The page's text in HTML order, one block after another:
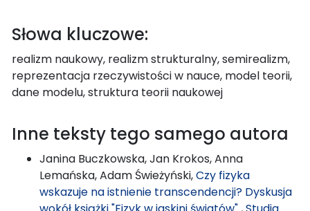
Słowa kluczowe:
realizm naukowy, realizm strukturalny, semirealizm,
reprezentacja rzeczywistości w nauce, model teorii,
dane modelu, struktura teorii naukowej
Inne teksty tego samego autora
Janina Buczkowska, Jan Krokos, Anna
Lemańska, Adam Świeżyński,Czy fizyka
wskazuje na istnienie transcendencji? Dyskusja